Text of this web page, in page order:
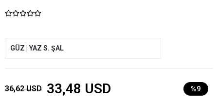
GÜZ | YAZ S. ŞAL
36,62 USD 33,48 USD %9